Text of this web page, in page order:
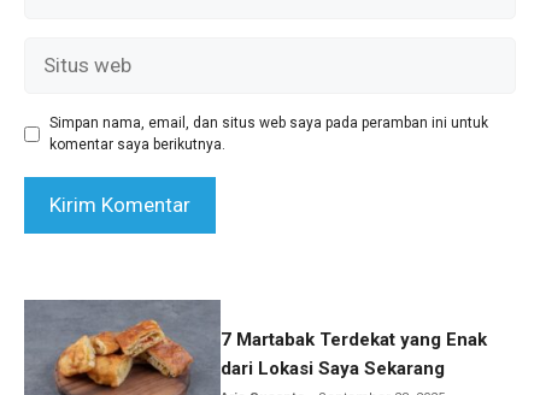
Simpan nama, email, dan situs web saya pada peramban ini untuk
komentar saya berikutnya.
7 Martabak Terdekat yang Enak
dari Lokasi Saya Sekarang